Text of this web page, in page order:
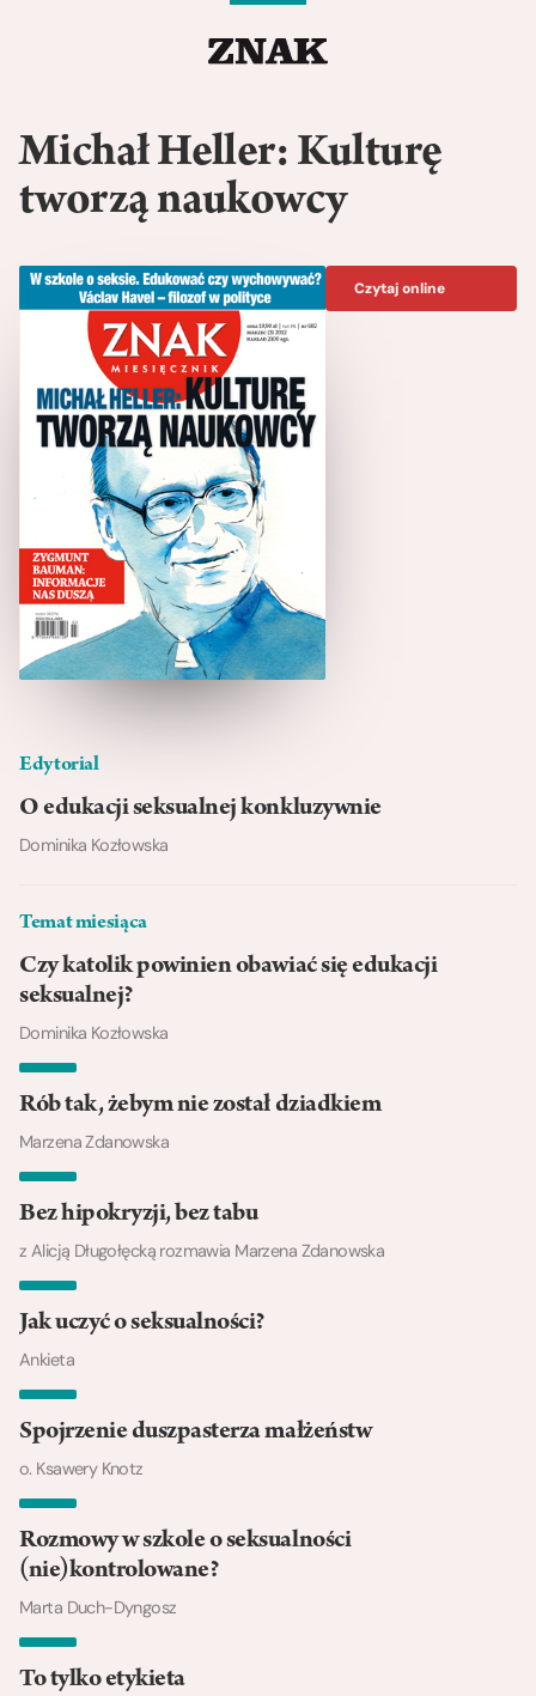
Michał Heller: Kulturę
tworzą naukowcy
Edytorial
O edukacji seksualnej konkluzywnie
Dominika Kozłowska
Temat miesiąca
Czy katolik powinien obawiać się edukacji
seksualnej?
Dominika Kozłowska
Rób tak, żebym nie został dziadkiem
Marzena Zdanowska
Bez hipokryzji, bez tabu
z Alicją Długołęcką rozmawia Marzena Zdanowska
Jak uczyć o seksualności?
Ankieta
Spojrzenie duszpasterza małżeństw
o. Ksawery Knotz
Rozmowy w szkole o seksualności
(nie)kontrolowane?
Marta Duch-Dyngosz
To tylko etykieta
Czytaj online